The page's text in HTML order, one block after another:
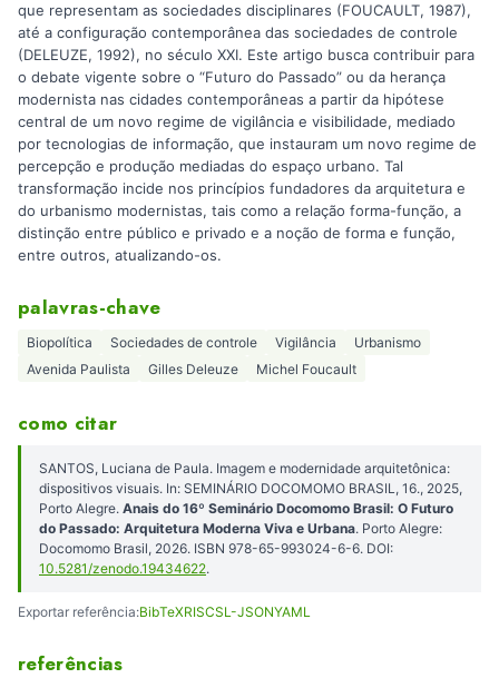
que representam as sociedades disciplinares (FOUCAULT, 1987),
até a configuração contemporânea das sociedades de controle
(DELEUZE, 1992), no século XXI. Este artigo busca contribuir para
o debate vigente sobre o “Futuro do Passado” ou da herança
modernista nas cidades contemporâneas a partir da hipótese
central de um novo regime de vigilância e visibilidade, mediado
por tecnologias de informação, que instauram um novo regime de
percepção e produção mediadas do espaço urbano. Tal
transformação incide nos princípios fundadores da arquitetura e
do urbanismo modernistas, tais como a relação forma-função, a
distinção entre público e privado e a noção de forma e função,
entre outros, atualizando-os.
palavras-chave
Biopolítica Sociedades de controle Vigilância
Urbanismo
Avenida Paulista
Gilles Deleuze Michel Foucault
como citar
SANTOS, Luciana de Paula. Imagem e modernidade arquitetônica:
dispositivos visuais. In: SEMINÁRIO DOCOMOMO BRASIL, 16., 2025,
Porto Alegre. Anais do 16º Seminário Docomomo Brasil: O Futuro
do Passado: Arquitetura Moderna Viva e Urbana. Porto Alegre:
Docomomo Brasil, 2026. ISBN 978-65-993024-6-6. DOI:
10.5281/zenodo.19434622.
Exportar referência:BibTeXRISCSL-JSONYAML
referências